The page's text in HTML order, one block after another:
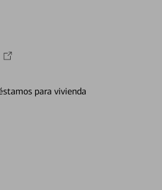
para vivienda